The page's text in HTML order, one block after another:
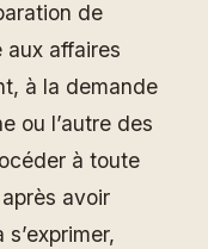
de
aux affaires
à la demande
ou l’autre des
à toute
avoir